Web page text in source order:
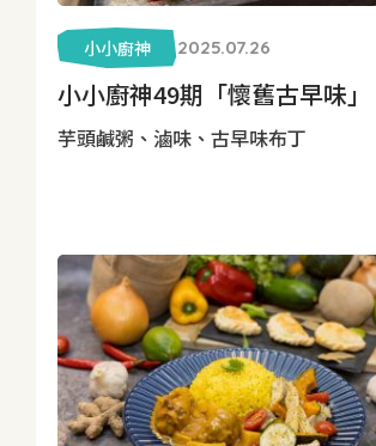
小小廚神 2025.07.26
小小廚神49期「懷舊古早味」
芋頭鹹粥、滷味、古早味布丁